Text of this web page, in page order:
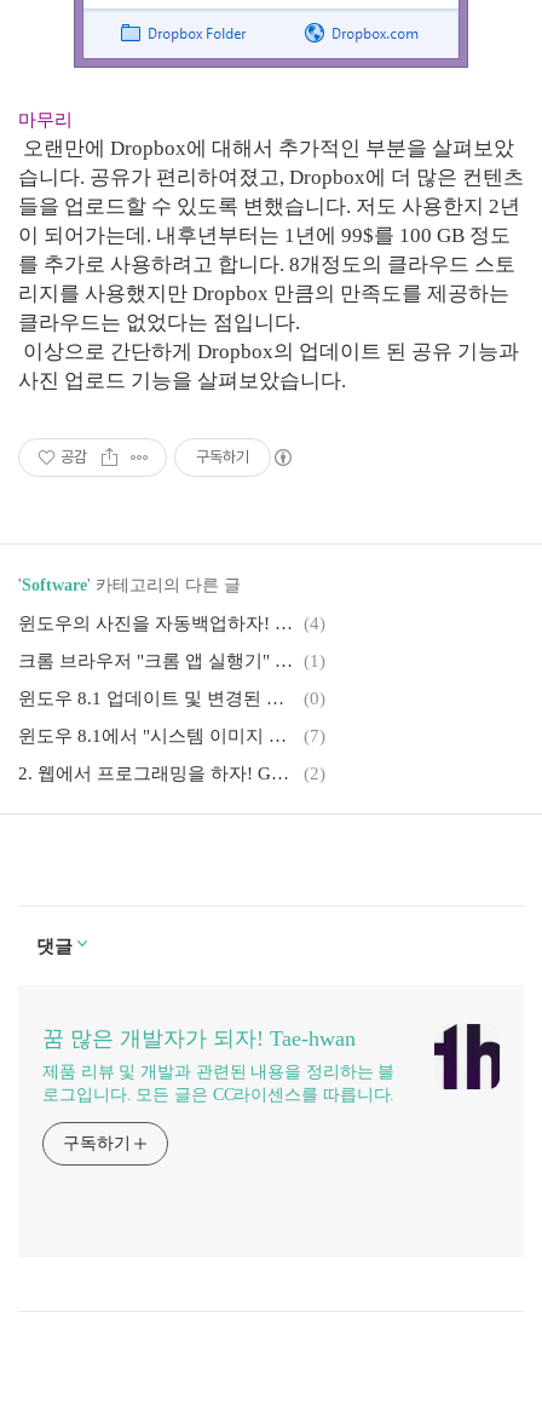
마무리
오랜만에 Dropbox에 대해서 추가적인 부분을 살펴보았
습니다. 공유가 편리하여졌고, Dropbox에 더 많은 컨텐츠
들을 업로드할 수 있도록 변했습니다. 저도 사용한지 2년
이 되어가는데. 내후년부터는 1년에 99$를 100 GB 정도
를 추가로 사용하려고 합니다. 8개정도의 클라우드 스토
리지를 사용했지만 Dropbox 만큼의 만족도를 제공하는
클라우드는 없었다는 점입니다.
이상으로 간단하게 Dropbox의 업데이트 된 공유 기능과
사진 업로드 기능을 살펴보았습니다.
공감 구독하기
'Software' 카테고리의 다른 글
윈도우의 사진을 자동백업하자! Picasa의 Google+ 자동 백업
(4)
크롬 브라우저 "크롬 앱 실행기" 간단하게 활성화 하기
(1)
윈도우 8.1 업데이트 및 변경된 부분 살펴보기(검색, 스토어, 설정)
(0)
윈도우 8.1에서 "시스템 이미지 백업" 하기
(7)
2. 웹에서 프로그래밍을 하자! GoormIDE 사용하기
(2)
댓글
꿈 많은 개발자가 되자! Tae-hwan
제품 리뷰 및 개발과 관련된 내용을 정리하는 블
로그입니다. 모든 글은 CC라이센스를 따릅니다.
구독하기